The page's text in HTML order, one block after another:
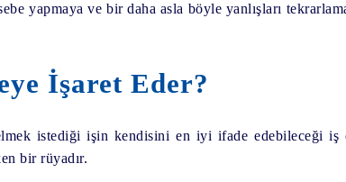
yapmaya ve bir daha asla böyle yanlışları
İşaret Eder?
istediği işin kendisini en iyi ifade edebileceği
bir rüyadır.